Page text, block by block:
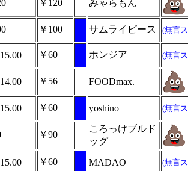
￥120 みゃらもん
￥100 サムライピース (無言
￥60 ホンジア (無言
￥56 FOODmax.
￥60 yoshino (無言
￥90
ころっけブルド
ッグ
￥60 MADAO (無言